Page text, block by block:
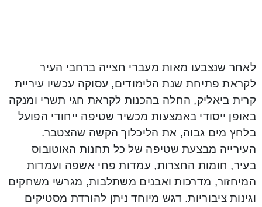
לאחר שנצבעו מאות מעברי חצייה ברחבי העיר
לקראת פתיחת שנת הלימודים, עסוקה עכשיו עיריית
קרית ביאליק, החלה בהכנות לקראת חגי תשרי ומנקה
באופן ייסודי באמצעות מכשיר שטיפה ייחודי הפועל
בלחץ מים גבוה, את הליכלוך הקשה שהצטבר.
העירייה מבצעת שטיפה של כל תחנות האוטובוס
בעיר, חומות החצרות, עמדות פחי אשפה ועמדות
המיחזור, מדרכות ואבנים משתלבות, מגרשי משחקים
וגינות ציבוריות. דגש מיוחד ניתן להורדת מסטיקים